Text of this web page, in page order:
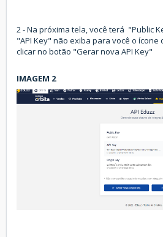
2 - Na próxima tela, você terá "Public
"API Key" não exiba para você o ícone
clicar no botão "Gerar nova API Key"
IMAGEM 2